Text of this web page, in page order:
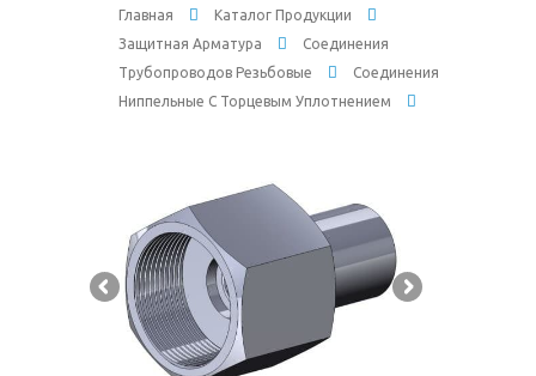
Главная
Каталог Продукции
Защитная Арматура
Соединения
Трубопроводов Резьбовые
Соединения
Ниппельные С Торцевым Уплотнением